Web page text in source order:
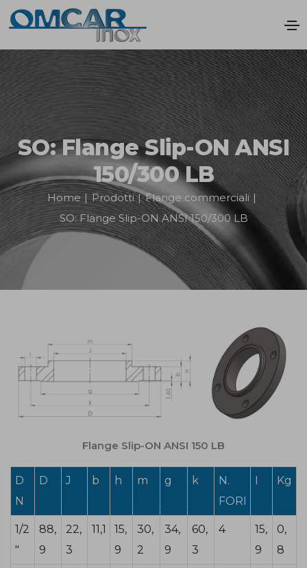
SO: Flange Slip-ON ANSI
150/300 LB
Home | Prodotti | Flange commerciali |
SO: Flange Slip-ON ANSI 150/300 LB
Flange Slip-ON ANSI 150 LB
D
N
D J b h m g k
N.
FORI
I Kg
1/2
"
88,
9
22,
3
11,1
15,
9
30,
2
34,
9
60,
3
4
15,
9
0,
8